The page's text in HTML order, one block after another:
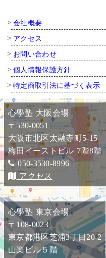
会社概要
アクセス
お問い合わせ
個人情報保護方針
特定商取引法に基づく表示
心學塾 大阪会場
〒530-0051
大阪市北区太融寺町5-15
梅田イーストビル 7階8階
050-3530-8996
アクセス
心學塾 東京会場
〒108-0023
東京都港区芝浦3丁目20-2
山楽ビル５階